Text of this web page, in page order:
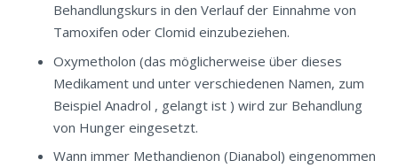
Behandlungskurs in den Verlauf der Einnahme von
Tamoxifen oder Clomid einzubeziehen.
Oxymetholon (das möglicherweise über dieses
Medikament und unter verschiedenen Namen, zum
Beispiel Anadrol , gelangt ist ) wird zur Behandlung
von Hunger eingesetzt.
Wann immer Methandienon (Dianabol) eingenommen